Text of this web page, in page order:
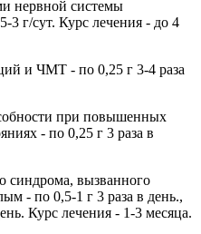
нервной системы
3 г/сут. Курс лечения - до 4
и ЧМТ - по 0,25 г 3-4 раза
при повышенных
- по 0,25 г 3 раза в
синдрома, вызванного
- по 0,5-1 г 3 раза в день.,
Курс лечения - 1-3 месяца.